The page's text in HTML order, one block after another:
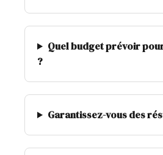
Quel budget prévoir
?
Garantissez-vous des